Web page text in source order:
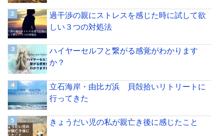
過干渉の親にストレスを感じた時に試して欲
しい３つの対処法
ハイヤーセルフと繋がる感覚がわかります
か？
立石海岸・由比ガ浜 貝殻拾いリトリートに
行ってきた
きょうだい児の私が親亡き後に感じたこと